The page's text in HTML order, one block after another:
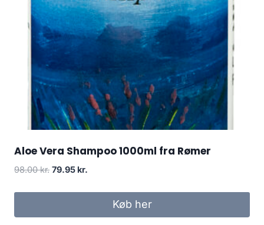
Aloe Vera Shampoo 1000ml fra Rømer
98.00kr. Den
79.95 kr.
Køb her